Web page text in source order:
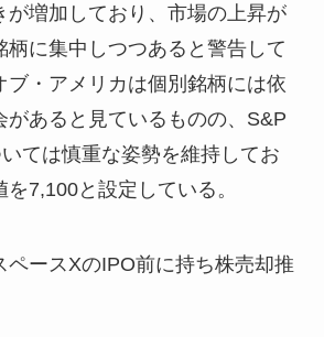
が増加しており、市場の上昇が
柄に集中しつつあると警告して
ブ・アメリカは個別銘柄には依
があると見ているものの、S&P
ては慎重な姿勢を維持してお
7,100と設定している。
ペースXのIPO前に持ち株売却推